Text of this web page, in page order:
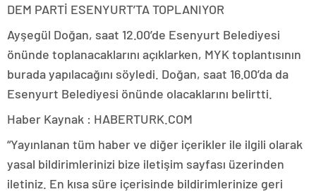
DEM PARTİ ESENYURT’TA TOPLANIYOR
Ayşegül Doğan, saat 12.00’de Esenyurt Belediyesi
önünde toplanacaklarını açıklarken, MYK toplantısının
burada yapılacağını söyledi. Doğan, saat 16.00’da da
Esenyurt Belediyesi önünde olacaklarını belirtti.
Haber Kaynak : HABERTURK.COM
“Yayınlanan tüm haber ve diğer içerikler ile ilgili olarak
yasal bildirimlerinizi bize iletişim sayfası üzerinden
iletiniz. En kısa süre içerisinde bildirimlerinize geri